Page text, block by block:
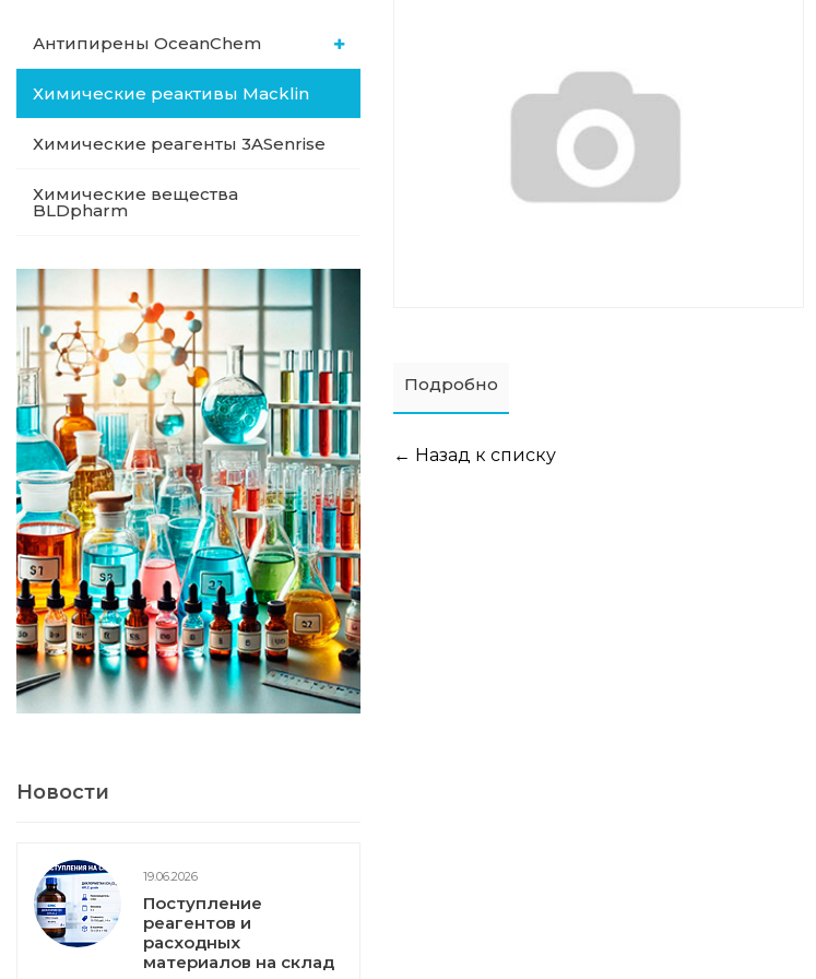
Антипирены OceanСhem
Химические реактивы Macklin
Химические реагенты 3ASenrise
Химические вещества
BLDpharm
Новости
19.06.2026
Поступление
реагентов и
расходных
материалов на склад
Подробно
← Назад к списку